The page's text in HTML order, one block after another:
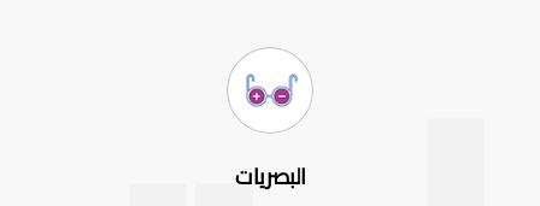
البصريات